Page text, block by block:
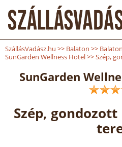
SzállásVadász.hu >> Balaton >>
SunGarden Wellness Hotel>>Szép,
SunGarden
Szép,